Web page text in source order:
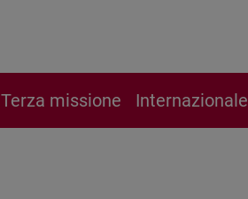
Terza missione Internazionale